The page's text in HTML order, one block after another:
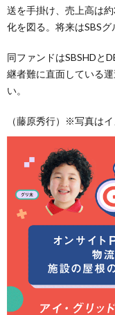
送を手掛け、売上高は
化を図る。将来はSBSグ
同ファンドはSBSHDと
継者難に直面している
い。
（藤原秀行）※写真は